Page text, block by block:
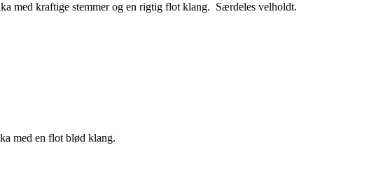
med kraftige stemmer og en rigtig flot klang. Særdeles velholdt.
med en flot blød klang.